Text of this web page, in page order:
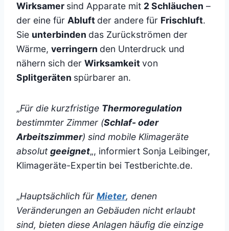
Wirksamer sind Apparate mit 2 Schläuchen –
der eine für Abluft der andere für Frischluft.
Sie unterbinden das Zurückströmen der
Wärme, verringern den Unterdruck und
nähern sich der Wirksamkeitvon
Splitgeräten spürbarer an.
„Für die kurzfristige Thermoregulation
bestimmter Zimmer (Schlaf- oder
Arbeitszimmer) sind mobile Klimageräte
absolutgeeignet„, informiert Sonja Leibinger,
Klimageräte-Expertin bei Testberichte.de.
„Hauptsächlich für Mieter, denen
Veränderungen an Gebäuden nicht erlaubt
sind, bieten diese Anlagen häufig die einzige